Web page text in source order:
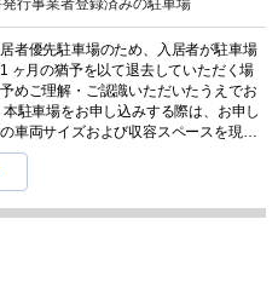
行事業者登録済みの駐車場
者優先駐車場のため、入居者が駐車場
ヶ月の猶予を以て退去していただく場
めご理解・ご認識いただいたうえでお
駐車場をお申し込みする際は、お申し
車両サイズおよび収容スペースを現地
た、募集情報と実際の現地の状況が異
。その場合は、現況を優先させていた
方はお申し込みをご遠慮ください。な
ンセルやクレームに対する返金は一切